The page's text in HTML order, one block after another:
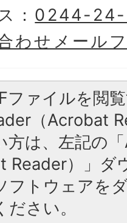
： 0244-
わせメール
ファイルを閲
（Acrobat
方は、左記の
Reader）」ダ
フトウェアを
さい。